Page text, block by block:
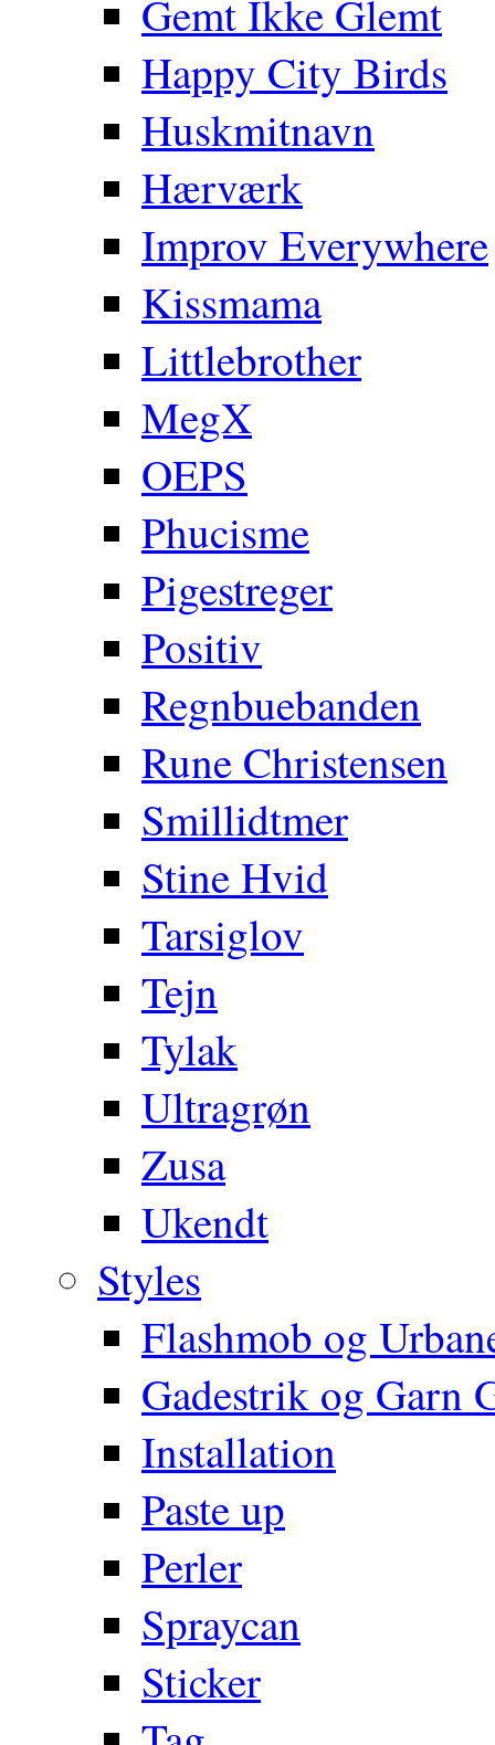
Gemt Ikke Glemt
Happy City Birds
Huskmitnavn
Hærværk
Improv Everywhere
Kissmama
Littlebrother
MegX
OEPS
Phucisme
Pigestreger
Positiv
Regnbuebanden
Rune Christensen
Smillidtmer
Stine Hvid
Tarsiglov
Tejn
Tylak
Ultragrøn
Zusa
Ukendt
Styles
Flashmob og
Gadestrik og Garn
Installation
Paste up
Perler
Spraycan
Sticker